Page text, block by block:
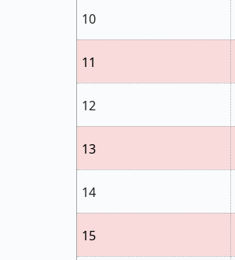
10
11
12
13
14
15